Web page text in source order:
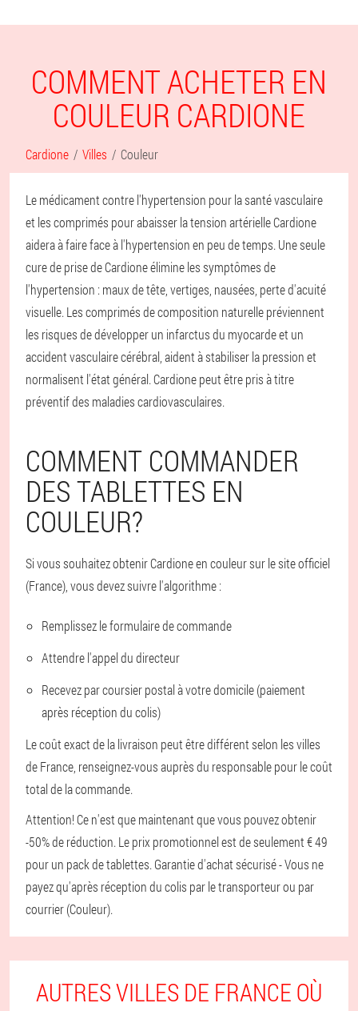
COMMENT ACHETER EN
COULEUR CARDIONE
Cardione Villes Couleur
Le médicament contre l'hypertension pour la santé vasculaire
et les comprimés pour abaisser la tension artérielle Cardione
aidera à faire face à l'hypertension en peu de temps. Une seule
cure de prise de Cardione élimine les symptômes de
l'hypertension : maux de tête, vertiges, nausées, perte d'acuité
visuelle. Les comprimés de composition naturelle préviennent
les risques de développer un infarctus du myocarde et un
accident vasculaire cérébral, aident à stabiliser la pression et
normalisent l'état général. Cardione peut être pris à titre
préventif des maladies cardiovasculaires.
COMMENT COMMANDER
DES TABLETTES EN
COULEUR?
Si vous souhaitez obtenir Cardione en couleur sur le site officiel
(France), vous devez suivre l'algorithme :
Remplissez le formulaire de commande
Attendre l'appel du directeur
Recevez par coursier postal à votre domicile (paiement
après réception du colis)
Le coût exact de la livraison peut être différent selon les villes
de France, renseignez-vous auprès du responsable pour le coût
total de la commande.
Attention! Ce n'est que maintenant que vous pouvez obtenir
-50% de réduction. Le prix promotionnel est de seulement € 49
pour un pack de tablettes. Garantie d'achat sécurisé - Vous ne
payez qu'après réception du colis par le transporteur ou par
courrier (Couleur).
AUTRES VILLES DE FRANCE OÙ